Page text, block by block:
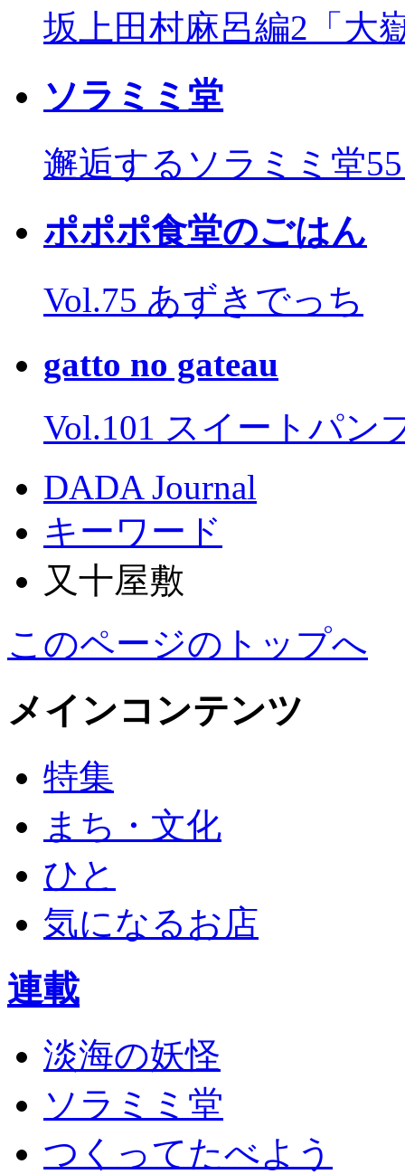
坂上田村麻呂編2「大
ソラミミ堂
邂逅するソラミミ堂
ポポポ食堂のごはん
Vol.75 あずきでっち
gatto no gateau
Vol.101 スイートパン
DADA Journal
キーワード
又十屋敷
このページのトップへ
メインコンテンツ
特集
まち・文化
ひと
気になるお店
連載
淡海の妖怪
ソラミミ堂
つくってたべよう